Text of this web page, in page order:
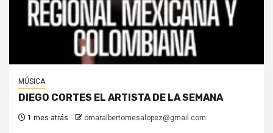
MÚSICA
DIEGO CORTES EL ARTISTA DE LA SEMANA
1 mes atrás omaralbertomesalopez@gmail.com